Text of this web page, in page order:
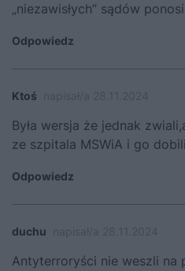
„niezawisłych” sądów
Odpowiedz
Ktoś
Była wersja że jednak
ze szpitala MSWiA i go dobili
Odpowiedz
duchu
Antyterroryści nie weszli na